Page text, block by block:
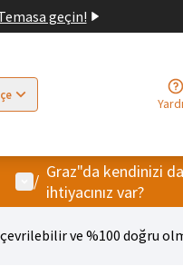
geçin!
Elegir
Kullanıcı menüsü
/ Graz"da kendinizi
ihtiyacınız var?
ve %100 doğru